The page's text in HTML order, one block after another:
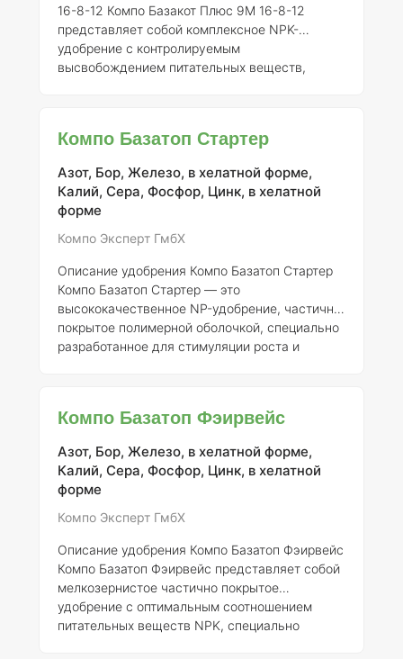
16-8-12
представляет собой комплексное NPK-
удобрение с контролируемым
высвобождением питательных веществ,
гарантирует адаптацию высвобождения
температуры окружающей среды, что
позволяет удовлетворять потребности
растений в зависимости от их стадии роста.
Важно отметить, что свойства почвы, такие
микроорганизм
Компо Базатоп Стартер
Азот, Бор, Железо, в хелатной форме,
Калий, Сера, Фосфор, Цинк, в хелатной
форме
Компо Эксперт ГмбХ
Описание удобрения Компо Базатоп Стартер
Компо Базатоп Стартер — это
высококачественное NP-удобрение, частично
покрытое полимерной оболочкой, специально
разработанное для стимуляции роста и
оптимальные условия для развития.
эффектом, что позволяет сократить
количество внесений. Благодаря доступной
форме фосфата, оно способствует быстрому
проникновению питательных веществ к
Компо Базатоп Фэирвейс
Азот, Бор, Железо, в хелатной форме,
Калий, Сера, Фосфор, Цинк, в хелатной
форме
Компо Эксперт ГмбХ
Описание удобрения Компо Базатоп Фэирвейс
Компо Базатоп Фэирвейс представляет собой
мелкозернистое частично покрытое
удобрение с оптимальным соотношением
питательных веществ NPK, специально